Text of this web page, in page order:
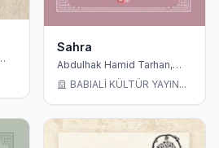
Sahra
Abdulhak Hamid Tarhan,
BABIALİ KÜLTÜR YAYIN...